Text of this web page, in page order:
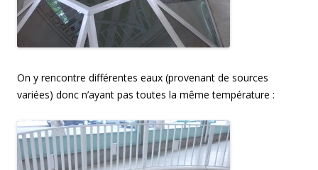
On y rencontre différentes eaux (provenant de sources
variées) donc n’ayant pas toutes la même température :